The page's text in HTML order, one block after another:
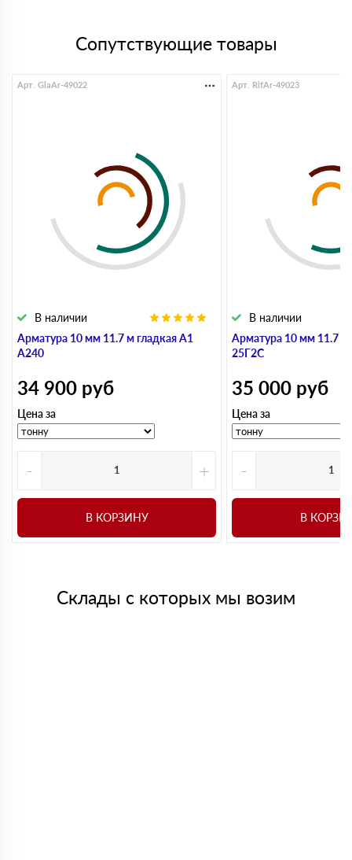
Сопутствующие товары
Арматура 10 мм 11.7 м гладкая А1
А240
В наличии
Арт. GlaAr-49022
34 900 руб
Цена за
- +
В КОРЗИНУ
Арматура 10 мм 11.7 м
25Г2С
В наличии
Арт. RifAr-49023
35 000 руб
Цена за
-
В
Склады с которых мы возим